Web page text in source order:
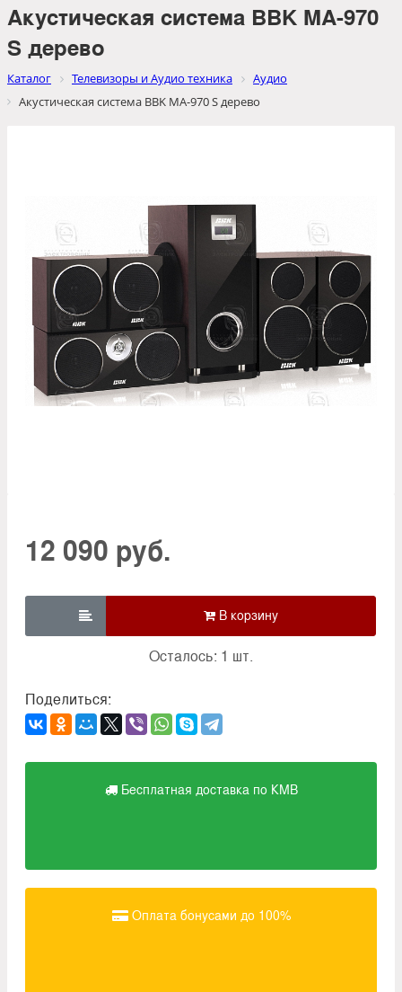
Акустическая система BBK MA-970
S дерево
Каталог Телевизоры и Аудио техника
Аудио
Акустическая система BBK MA-970 S дерево
12 090 руб.

Осталось: 1 шт.
Поделиться:
Бесплатная доставка по КМВ
Оплата бонусами до 100%